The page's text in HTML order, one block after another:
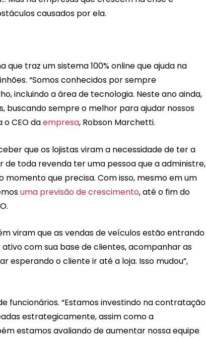
causados por ela.
que traz um sistema 100% online que ajuda na
“Somos conhecidos por sempre
incluindo a área de tecnologia. Neste ano ainda,
buscando sempre o melhor para ajudar nossos
o CEO daempresa, Robson Marchetti.
que os lojistas viram a necessidade de ter a
de toda revenda ter uma pessoa que a administre,
que precisa. Com isso, mesmo em um
uma previsão de crescimento, até o fim do
viram que as vendas de veículos estão entrando
com sua base de clientes, acompanhar as
esperando o cliente ir até a loja. Isso mudou”,
funcionários. “Estamos investindo na contratação
estrategicamente, assim como a
estamos avaliando de aumentar nossa equipe